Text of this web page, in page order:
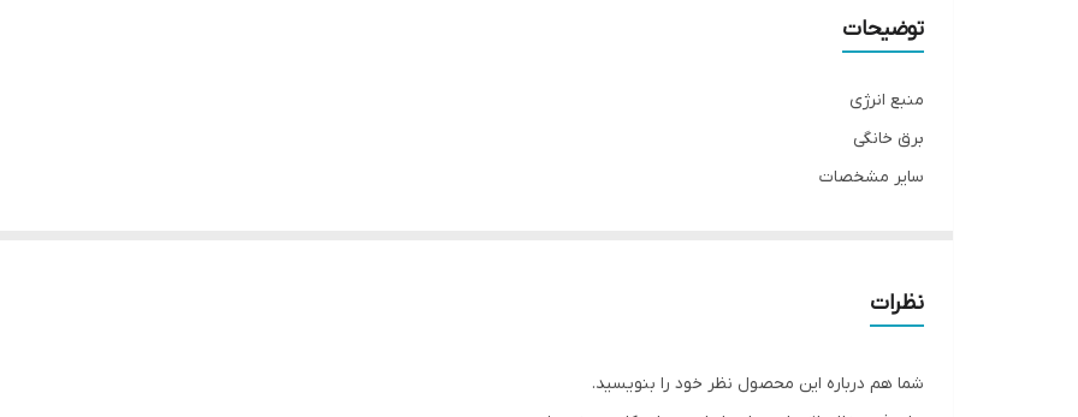
توضیحات
منبع انرژی
برق خانگی
سایر مشخصات
سنسور تشخیص رنگ پوست - دارای حالت تک فلش و فلش مداوم - نتایج بالینی تاییدشده - استفاده کردن از این دستگاه برای زنان
اقلام همراه
نظرات
شما هم درباره این محصول نظر خود را بنویسید.